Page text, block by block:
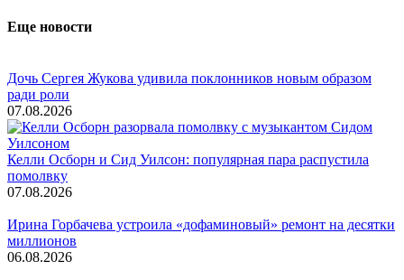
Еще новости
Дочь Сергея Жукова удивила поклонников новым образом
ради роли
07.08.2026
Келли Осборн и Сид Уилсон: популярная пара распустила
помолвку
07.08.2026
Ирина Горбачева устроила «дофаминовый» ремонт на десятки
миллионов
06.08.2026